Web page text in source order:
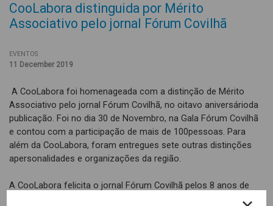
CooLabora distinguida por Mérito
Associativo pelo jornal Fórum Covilhã
EVENTOS
11 December 2019
A CooLabora foi homenageada com a distinção de Mérito
Associativo pelo jornal Fórum Covilhã, no oitavo aniversárioda
publicação. Foi no dia 30 de Novembro, na Gala Fórum Covilhã
e contou com a participação de mais de 100pessoas. Para
além da CooLabora, foram entregues sete outras distinções
apersonalidades e organizações da região.
A CooLabora felicita o jornal Fórum Covilhã pelos 8 anos de
informação regional que dá voz à democracia, pela ousadia